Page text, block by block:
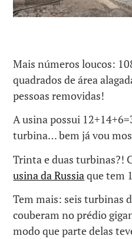
Mais números loucos:
quadrados de área
pessoas removidas!
A usina possui
turbina… bem já vou
Trinta e duas turbinas?!
usina da Russiaque tem
Tem mais: seis turbinas
couberam no prédio
modo que parte delas